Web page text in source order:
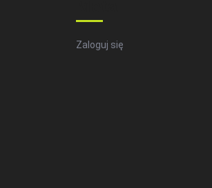
Zaloguj się